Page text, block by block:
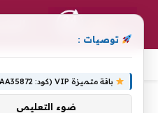
توصيات :
باقة متميزة VIP (كود: AA35872):
ضوء التعليمي